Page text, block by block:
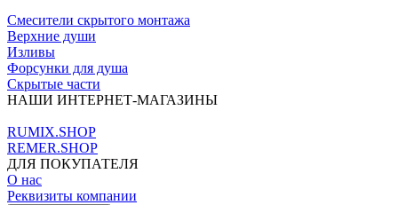
Смесители скрытого монтажа
Верхние души
Изливы
Форсунки для душа
Скрытые части
НАШИ ИНТЕРНЕТ-МАГАЗИНЫ
RUMIX.SHOP
REMER.SHOP
ДЛЯ ПОКУПАТЕЛЯ
О нас
Реквизиты компании